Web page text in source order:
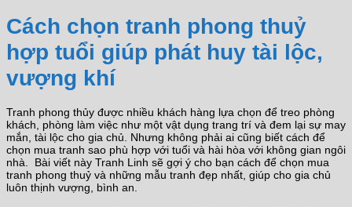
Cách chọn tranh phong thuỷ
hợp tuổi giúp phát huy tài lộc,
vượng khí
Tranh phong thủy được nhiều khách hàng lựa chọn để treo phòng
khách, phòng làm việc như một vật dụng trang trí và đem lại sự may
mắn, tài lộc cho gia chủ. Nhưng không phải ai cũng biết cách để
chọn mua tranh sao phù hợp với tuổi và hài hòa với không gian ngôi
nhà. Bài viết này Tranh Linh sẽ gợi ý cho bạn cách để chọn mua
tranh phong thuỷ và những mẫu tranh đẹp nhất, giúp cho gia chủ
luôn thịnh vượng, bình an.